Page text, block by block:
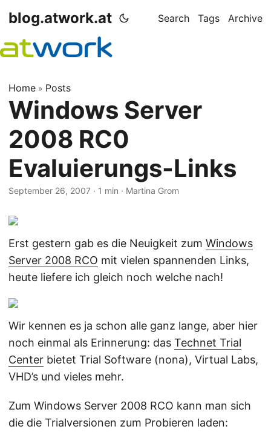
blog.atwork.at Search Tags Archive
Home » Posts
Windows Server
2008 RC0
Evaluierungs-Links
September 26, 2007 · 1 min · Martina Grom
Erst gestern gab es die Neuigkeit zum Windows
Server 2008 RCO mit vielen spannenden Links,
heute liefere ich gleich noch welche nach!
Wir kennen es ja schon alle ganz lange, aber hier
noch einmal als Erinnerung: das Technet Trial
Center bietet Trial Software (nona), Virtual Labs,
VHD’s und vieles mehr.
Zum Windows Server 2008 RCO kann man sich
die die Trialversionen zum Probieren laden: